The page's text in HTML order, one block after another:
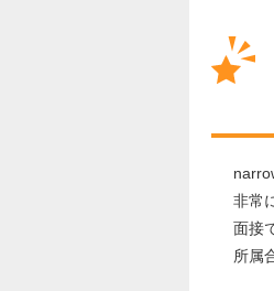
非常
面接
所属